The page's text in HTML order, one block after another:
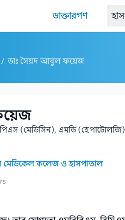
ডাক্তারগণ
/ ডাঃ সৈয়দ আবুল ফয়েজ
(মেডিসিন), এমডি (হেপাটোলজি)
মেডিকেল কলেজ ও হাসপাতাল